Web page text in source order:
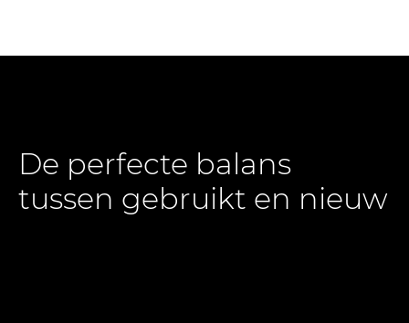
De perfecte balans
tussen gebruikt en nieuw